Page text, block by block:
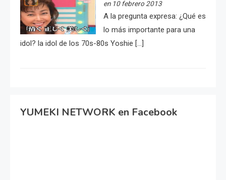
en 10 febrero 2013
A la pregunta expresa: ¿Qué es
lo más importante para una
idol? la idol de los 70s-80s Yoshie […]
YUMEKI NETWORK en Facebook